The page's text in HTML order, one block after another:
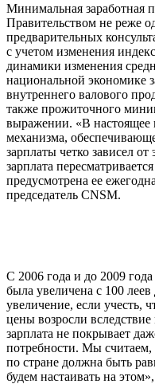
Минимальная заработная
Правительством не реже
предварительных
с учетом изменения
динамики изменения
национальной эконо­мике
внутреннего валового
также прожиточного
выражении. «В настоящее
механизма,
зарплаты четко зависел
зарпла­та
предусмотрена ее
председатель CNSM.
С 2006 года и до 2009
была увеличена с 100
увеличение, если учесть,
цены возросли
зарплата не покрыва­ет
потребности. Мы считаем,
по стране должна быть
будем настаивать на